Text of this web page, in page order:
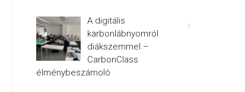
A digitális
karbonlábnyomról
diákszemmel –
CarbonClass
élménybeszámoló